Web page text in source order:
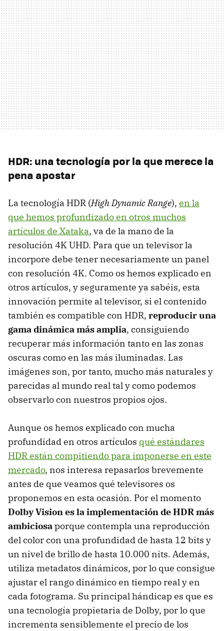
HDR: una tecnología por la que merece la
pena apostar
La tecnología HDR (High Dynamic Range), en la
que hemos profundizado en otros muchos
artículos de Xataka, va de la mano de la
resolución 4K UHD. Para que un televisor la
incorpore debe tener necesariamente un panel
con resolución 4K. Como os hemos explicado en
otros artículos, y seguramente ya sabéis, esta
innovación permite al televisor, si el contenido
también es compatible con HDR, reproducir una
gama dinámica más amplia, consiguiendo
recuperar más información tanto en las zonas
oscuras como en las más iluminadas. Las
imágenes son, por tanto, mucho más naturales y
parecidas al mundo real tal y como podemos
observarlo con nuestros propios ojos.
Aunque os hemos explicado con mucha
profundidad en otros artículos qué estándares
HDR están compitiendo para imponerse en este
mercado, nos interesa repasarlos brevemente
antes de que veamos qué televisores os
proponemos en esta ocasión. Por el momento
Dolby Vision es la implementación de HDR más
ambiciosaporque contempla una reproducción
del color con una profundidad de hasta 12 bits y
un nivel de brillo de hasta 10.000 nits. Además,
utiliza metadatos dinámicos, por lo que consigue
ajustar el rango dinámico en tiempo real y en
cada fotograma. Su principal hándicap es que es
una tecnología propietaria de Dolby, por lo que
incrementa sensiblemente el precio de los